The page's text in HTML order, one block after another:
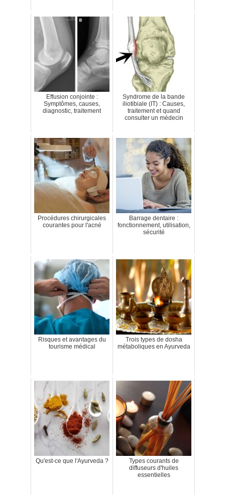
Effusion conjointe :
Symptômes, causes,
diagnostic, traitement
Syndrome de la bande
iliotibiale (IT) : Causes,
traitement et quand
consulter un médecin
Procédures chirurgicales
courantes pour l'acné
Barrage dentaire :
fonctionnement, utilisation,
sécurité
Risques et avantages du
tourisme médical
Trois types de dosha
métaboliques en Ayurveda
Qu'est-ce que l'Ayurveda ?
Types courants de
diffuseurs d'huiles
essentielles